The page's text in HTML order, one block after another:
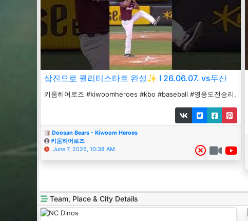
삼진으로 퀄리티스타트 완성✨ I 26.06.07. vs두산
키움히어로즈 #kiwoomheroes #kbo #baseball #영웅도전승리.
Doosan Bears - Kiwoom Heroes
키움히어로즈
June 7, 2026, 10:38 AM
Team, Place & City Details